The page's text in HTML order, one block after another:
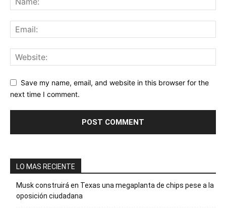
Save my name, email, and website in this browser for the
next time I comment.
LO MAS RECIENTE
Musk construirá en Texas una megaplanta de chips pese a la
oposición ciudadana